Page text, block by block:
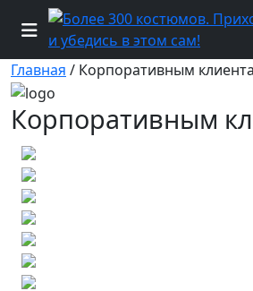
Главная / Корпоративным
Корпоративным